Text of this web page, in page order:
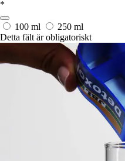
*
100 ml
250 ml
Detta fält är obligatoriskt